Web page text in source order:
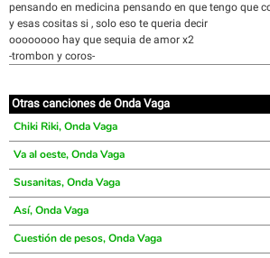
pensando en medicina pensando en que tengo que
y esas cositas si , solo eso te queria decir
oooooooo hay que sequia de amor x2
-trombon y coros-
Otras canciones de Onda Vaga
Chiki Riki, Onda Vaga
Va al oeste, Onda Vaga
Susanitas, Onda Vaga
Así, Onda Vaga
Cuestión de pesos, Onda Vaga